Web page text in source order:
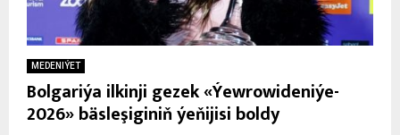
MEDENIÝET
Bolgariýa ilkinji gezek «Ýewrowideniýe-
2026» bäsleşiginiň ýeňijisi boldy